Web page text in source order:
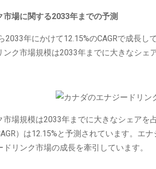
場に関する2033年までの予測
2033年にかけて12.15%のCAGRで成長し
ンク市場規模は2033年までに大きなシェ
市場規模は2033年までに大きなシェアを
）は12.15%と予測されています。エ
ドリンク市場の成長を牽引しています。